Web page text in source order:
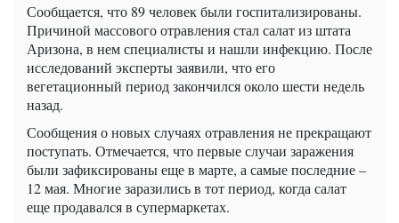
Сообщается, что 89 человек были госпитализированы.
Причиной массового отравления стал салат из штата
Аризона, в нем специалисты и нашли инфекцию. После
исследований эксперты заявили, что его
вегетационный период закончился около шести недель
назад.
Сообщения о новых случаях отравления не прекращают
поступать. Отмечается, что первые случаи заражения
были зафиксированы еще в марте, а самые последние –
12 мая. Многие заразились в тот период, когда салат
еще продавался в супермаркетах.